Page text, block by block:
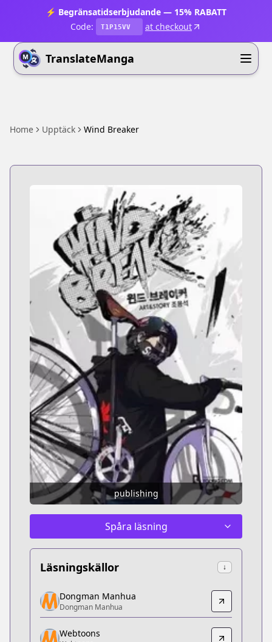
⚡ Begränsatidserbjudande — 15% RABATT
Code:
T1P15VV at checkout
TranslateManga
Home Upptäck Wind Breaker
publishing
Spåra läsning
Läsningskällor ↓
Dongman Manhua
Dongman Manhua
https://www.dongmanmanhua.cn/BOY/wind-
Webtoons
Dongman Manhua
Dongman Manhua
Webtoons